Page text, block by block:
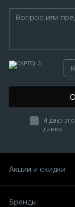
Я даю
даних
Акции и скидки
Бренды